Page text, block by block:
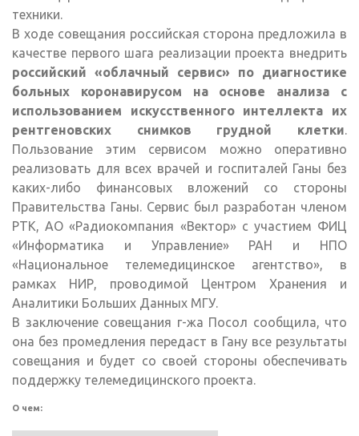
техники.
В ходе совещания российская сторона предложила в
качестве первого шага реализации проекта внедрить
российский «облачный сервис» по диагностике
больных коронавирусом на основе анализа с
использованием искусственного интеллекта их
рентгеновских снимков грудной клетки.
Пользование этим сервисом можно оперативно
реализовать для всех врачей и госпиталей Ганы без
каких-либо финансовых вложений со стороны
Правительства Ганы. Сервис был разработан членом
РТК, АО «Радиокомпания «Вектор» с участием ФИЦ
«Информатика и Управление» РАН и НПО
«Национальное телемедицинское агентство», в
рамках НИР, проводимой Центром Хранения и
Аналитики Больших Данных МГУ.
В заключение совещания г-жа Посол сообщила, что
она без промедления передаст в Гану все результаты
совещания и будет со своей стороны обеспечивать
поддержку телемедицинского проекта.
О чем: